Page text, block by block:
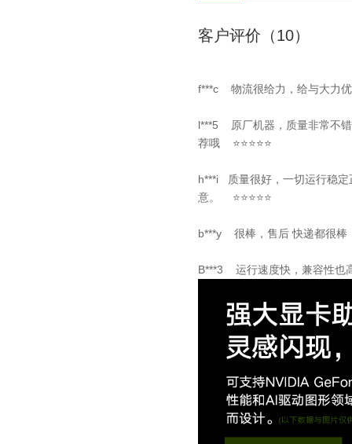
客户评价（10）
f***c 物流很给力，给与大力优
l***5 原厂机器，质量非常不
荐哦 ⭐⭐⭐⭐⭐
h***i 质量很好，一切运行稳定
意。 ⭐⭐⭐⭐⭐
b***y 很棒，售后 快递都很棒
B***3 运行速度快，兼容性也